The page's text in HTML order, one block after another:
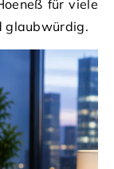
für viele
glaubwürdig.